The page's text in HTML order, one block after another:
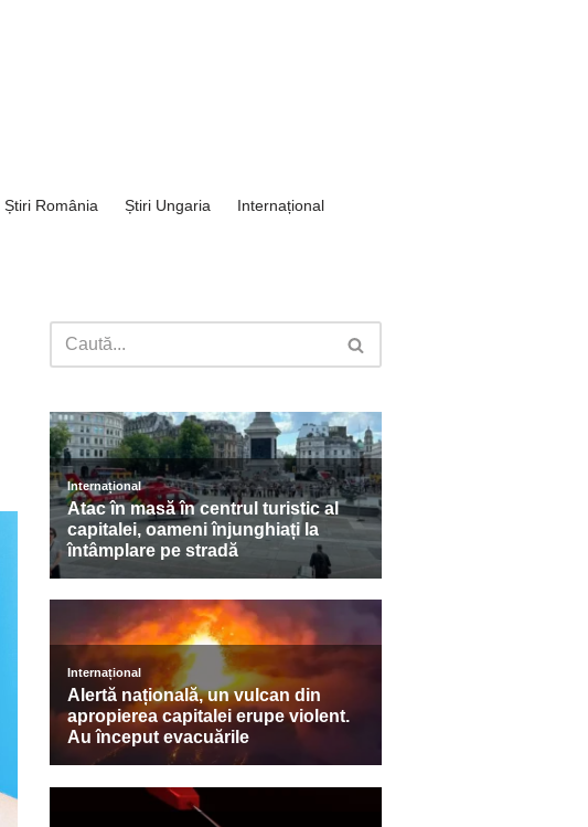
Știri România Știri Ungaria
Internațional